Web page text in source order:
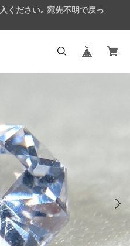
ください。宛先不明で戻っ